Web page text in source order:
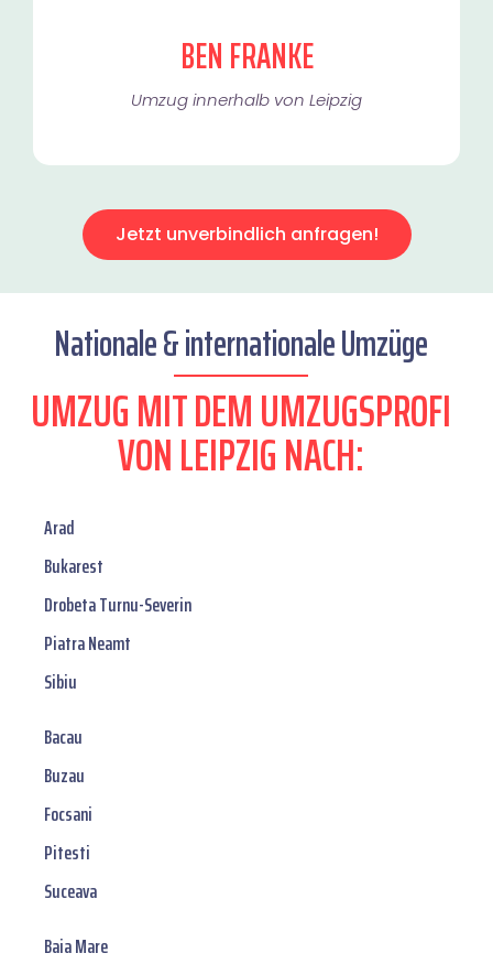
BEN FRANKE
Umzug innerhalb von Leipzig​
Jetzt unverbindlich anfragen!
Nationale & internationale Umzüge
UMZUG MIT DEM UMZUGSPROFI
VON LEIPZIG NACH:
Arad
Bukarest
Drobeta Turnu-Severin
Piatra Neamt
Sibiu
Bacau
Buzau
Focsani
Pitesti
Suceava
Baia Mare